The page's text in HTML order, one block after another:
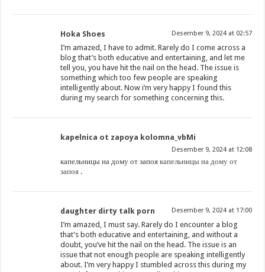
Hoka Shoes Desember 9, 2024 at 02:57
I’m amazed, I have to admit. Rarely do I come across a
blog that’s both educative and entertaining, and let me
tell you, you have hit the nail on the head. The issue is
something which too few people are speaking
intelligently about. Now i’m very happy I found this
during my search for something concerning this.
kapelnica ot zapoya kolomna_vbMi
Desember 9, 2024 at 12:08
капельницы на дому от запоякапельницы на дому от
запоя .
daughter dirty talk porn Desember 9, 2024 at 17:00
I’m amazed, I must say. Rarely do I encounter a blog
that’s both educative and entertaining, and without a
doubt, you’ve hit the nail on the head. The issue is an
issue that not enough people are speaking intelligently
about. I’m very happy I stumbled across this during my